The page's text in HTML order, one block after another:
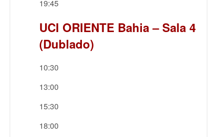
19:45
UCI ORIENTE Bahia – Sala 4
(Dublado)
10:30
13:00
15:30
18:00